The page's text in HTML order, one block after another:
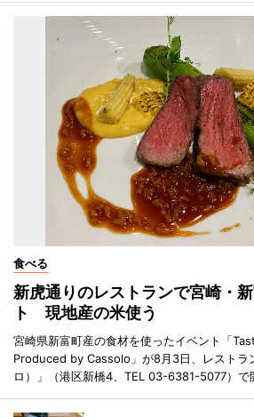
食べる
新虎通りのレストランで宮崎・
ト 現地産の米使う
宮崎県新富町産の食材を使ったイベント「
Produced by Cassolo」が8月3日、レストラ
ロ）」（港区新橋4、TEL 03-6381-5077）で